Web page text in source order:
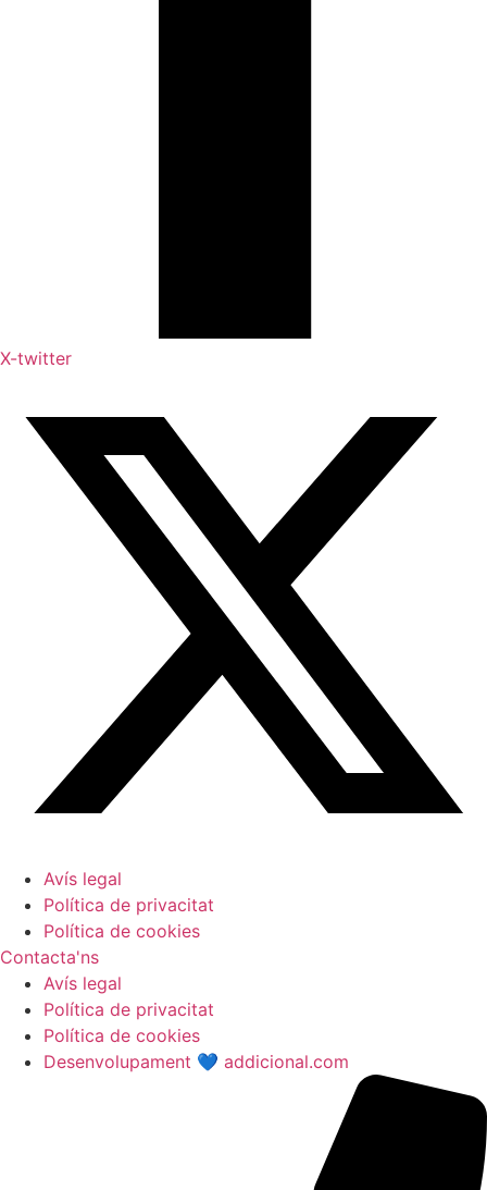
X-twitter
Avís legal
Política de privacitat
Política de cookies
Contacta'ns
Avís legal
Política de privacitat
Política de cookies
Desenvolupament 💙 addicional.com